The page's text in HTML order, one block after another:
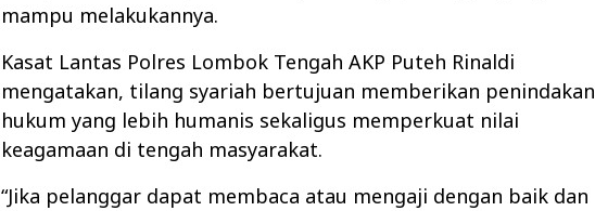
mampu melakukannya.
Kasat Lantas Polres Lombok Tengah AKP Puteh Rinaldi
mengatakan, tilang syariah bertujuan memberikan penindakan
hukum yang lebih humanis sekaligus memperkuat nilai
keagamaan di tengah masyarakat.
“Jika pelanggar dapat membaca atau mengaji dengan baik dan